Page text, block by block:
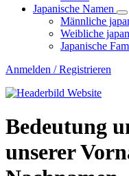
Japanische Namen
Männliche
Weibliche
Japanische
Anmelden
Registrieren
Anmelden / Registrieren
Bedeutung
unserer